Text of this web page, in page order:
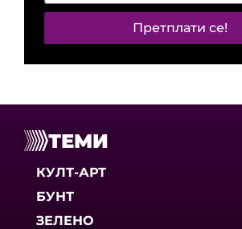
Претплати се!
ТЕМИ
КУЛТ-АРТ
БУНТ
ЗЕЛЕНО